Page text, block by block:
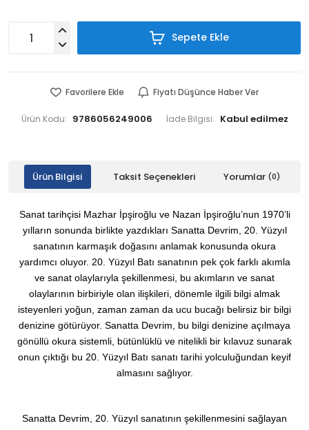
Sepete Ekle
Favorilere Ekle Fiyatı Düşünce Haber Ver
Ürün Kodu: 9786056249006 İade Bilgisi:
Ürün Bilgisi Taksit Seçenekleri Yorumlar (0)
Sanat tarihçisi Mazhar İpşiroğlu ve Nazan İpşiroğlu’nun 1970’li
yılların sonunda birlikte yazdıkları Sanatta Devrim, 20. Yüzyıl
sanatının karmaşık doğasını anlamak konusunda okura
yardımcı oluyor. 20. Yüzyıl Batı sanatının pek çok farklı akımla
ve sanat olaylarıyla şekillenmesi, bu akımların ve sanat
olaylarının birbiriyle olan ilişkileri, dönemle ilgili bilgi almak
isteyenleri yoğun, zaman zaman da ucu bucağı belirsiz bir bilgi
denizine götürüyor. Sanatta Devrim, bu bilgi denizine açılmaya
gönüllü okura sistemli, bütünlüklü ve nitelikli bir kılavuz sunarak
onun çıktığı bu 20. Yüzyıl Batı sanatı tarihi yolculuğundan keyif
almasını sağlıyor.
Sanatta Devrim, 20. Yüzyıl sanatının şekillenmesini sağlayan